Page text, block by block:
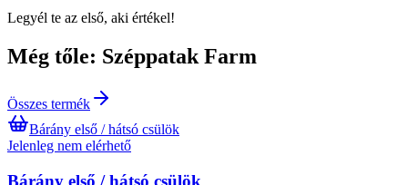
Legyél te az első, aki értékel!
Még tőle: Széppatak Farm
Összes termék
Bárány első / hátsó csülök
Jelenleg nem elérhető
Bárány első / hátsó csülök